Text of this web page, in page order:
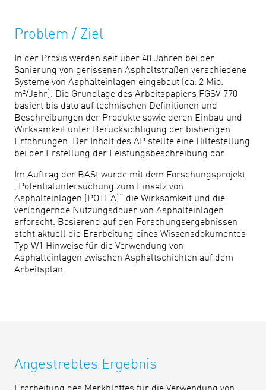
Problem / Ziel
In der Praxis werden seit über 40 Jahren bei der
Sanierung von gerissenen Asphaltstraßen verschiedene
Systeme von Asphalteinlagen eingebaut (ca. 2 Mio.
m²/Jahr). Die Grundlage des Arbeitspapiers FGSV 770
basiert bis dato auf technischen Definitionen und
Beschreibungen der Produkte sowie deren Einbau und
Wirksamkeit unter Berücksichtigung der bisherigen
Erfahrungen. Der Inhalt des AP stellte eine Hilfestellung
bei der Erstellung der Leistungsbeschreibung dar.
​Im Auftrag der BASt wurde mit dem Forschungsprojekt
„Potentialuntersuchung zum Einsatz von
Asphalteinlagen (POTEA)“ die Wirksamkeit und die
verlängernde Nutzungsdauer von Asphalteinlagen
erforscht. Basierend auf den Forschungsergebnissen
steht aktuell die Erarbeitung ​​eines Wissensdokumentes
Typ W1 Hinweise für die Verwendung von
Asphalteinlagen zwischen Asphaltschichten auf dem
Arbeitsplan.​
Angestrebtes Ergebnis